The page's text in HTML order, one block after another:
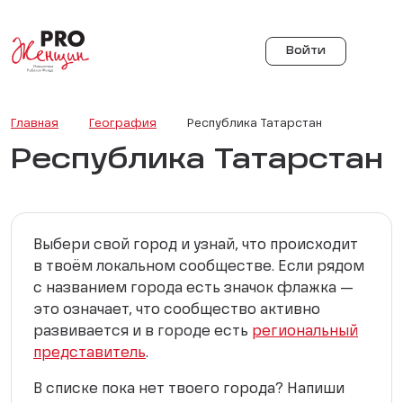
Войти
Главная География Республика Татарстан
Республика Татарстан
Выбери свой город и узнай, что происходит
в твоём локальном сообществе. Если рядом
с названием города есть значок флажка —
это означает, что сообщество активно
развивается и в городе есть региональный
представитель.
В списке пока нет твоего города? Напиши